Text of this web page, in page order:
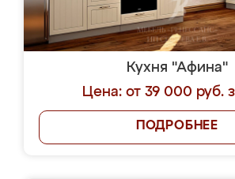
Кухня "Афина"
Цена: от 39 000 руб.
ПОДРОБНЕЕ